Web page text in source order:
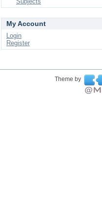
My Account
Login
Register
Theme by